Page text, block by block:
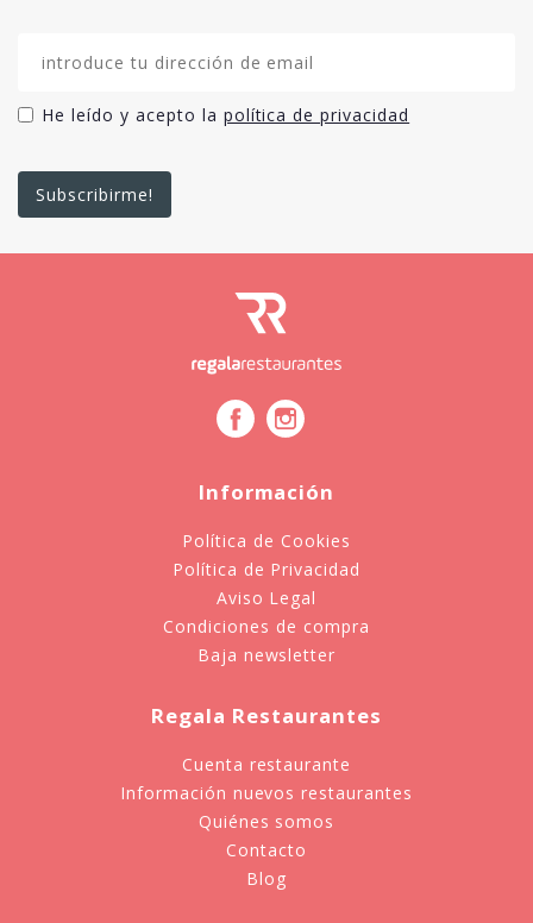
He leído y acepto la política de privacidad
Información
Política de Cookies
Política de Privacidad
Aviso Legal
Condiciones de compra
Baja newsletter
Regala Restaurantes
Cuenta restaurante
Información nuevos restaurantes
Quiénes somos
Contacto
Blog